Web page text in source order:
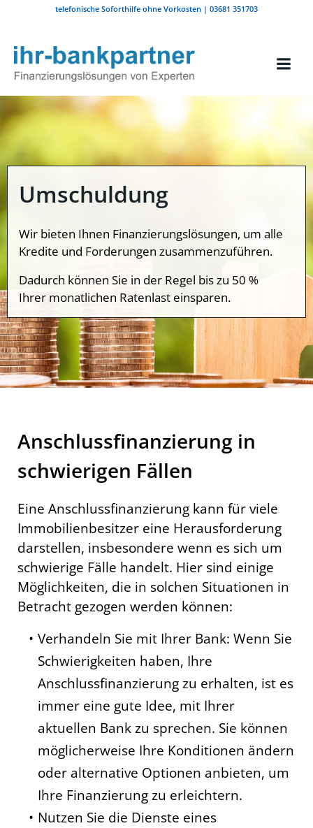
Zum
telefonische Soforthilfe ohne Vorkosten | 03681 351703
Umschuldung
Wir bieten Ihnen Finanzierungslösungen, um alle
Kredite und Forderungen zusammenzuführen.
Dadurch können Sie in der Regel bis zu 50 %
Ihrer monatlichen Ratenlast einsparen.
Anschlussfinanzierung in
schwierigen Fällen
Eine Anschlussfinanzierung kann für viele
Immobilienbesitzer eine Herausforderung
darstellen, insbesondere wenn es sich um
schwierige Fälle handelt. Hier sind einige
Möglichkeiten, die in solchen Situationen in
Betracht gezogen werden können:
Verhandeln Sie mit Ihrer Bank: Wenn Sie
Schwierigkeiten haben, Ihre
Anschlussfinanzierung zu erhalten, ist es
immer eine gute Idee, mit Ihrer
aktuellen Bank zu sprechen. Sie können
möglicherweise Ihre Konditionen ändern
oder alternative Optionen anbieten, um
Ihre Finanzierung zu erleichtern.
Nutzen Sie die Dienste eines